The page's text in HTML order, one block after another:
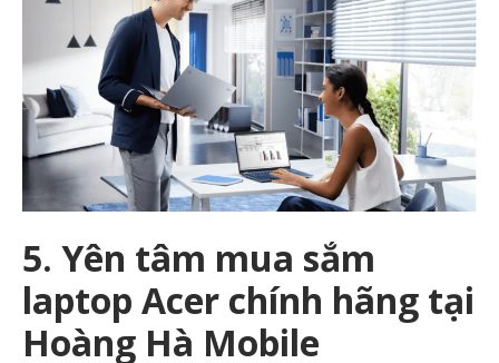
5. Yên tâm mua sắm
laptop Acer chính hãng tại
Hoàng Hà Mobile